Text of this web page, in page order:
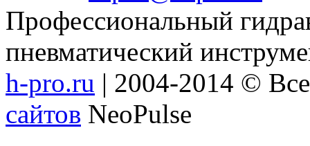
Профессиональный
пневматический
h-pro.ru | 2004-2014 ©
сайтов NeoPulse